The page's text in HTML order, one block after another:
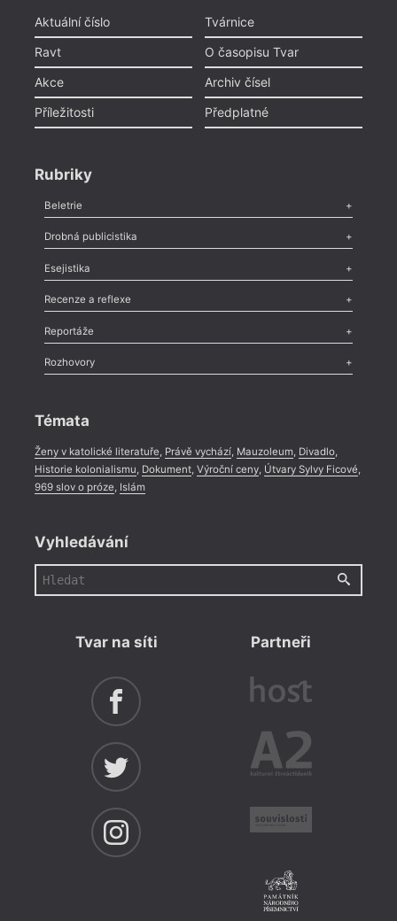
Aktuální číslo
Ravt
Akce
Příležitosti
Tvárnice
O časopisu Tvar
Archiv čísel
Předplatné
Rubriky
Beletrie
Poezie,Próza,Dokumenty
Drobná publicistika
Odlesk
Nekrolog,Glosa,Sloupek,Pozvánka,Literární soutěž,
Esejistika
Esej ,Pádlo,Úvaha
Recenze a reflexe
Recenze
Méně slov o próze,Celá rubrika
Reportáže
Literární zítřky
Celá rubrika
Rozhovory
Témata
Ženy v katolické literatuře, Právě vychází, Mauzoleum, Divadlo,
Historie kolonialismu, Dokument, Výroční ceny, Útvary Sylvy Ficové,
969 slov o próze, Islám
Vyhledávání
Tvar na síti Partneři